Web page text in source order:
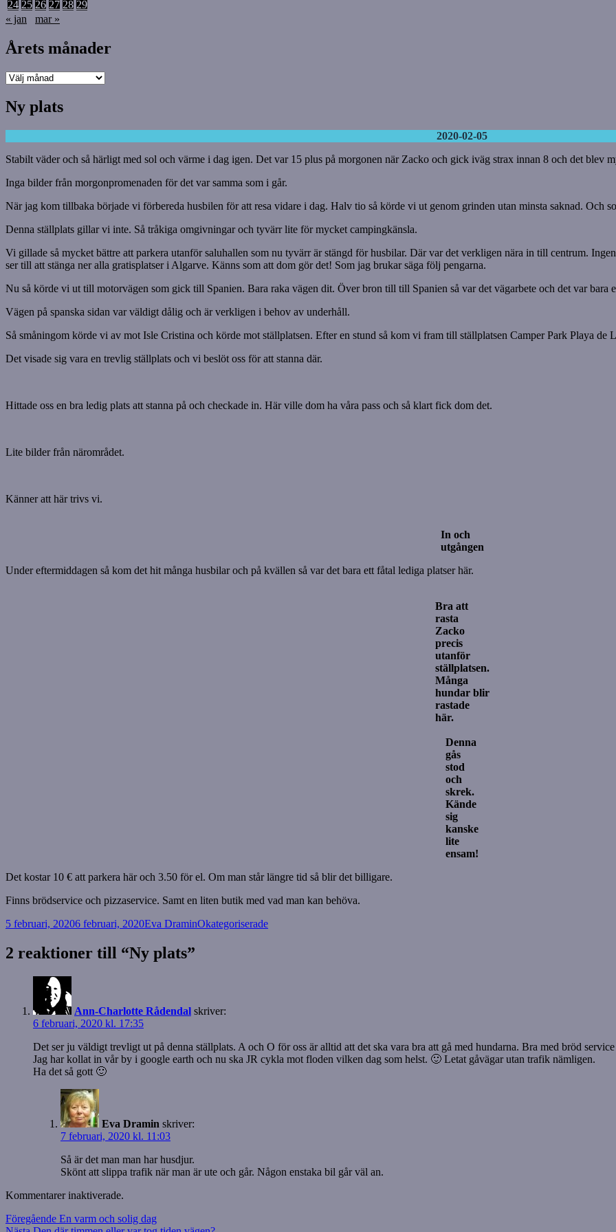
24 25 26 27 28 29
« jan
mar »
Årets månader
Årets
Ny plats
2020-02-05
Stabilt väder och så härligt med sol och värme i dag igen. Det var 15 plus på morgonen när Zacko och gick iväg strax innan 8 och det blev
Inga bilder från morgonpromenaden för det var samma som i går.
När jag kom tillbaka började vi förbereda husbilen för att resa vidare i dag. Halv tio så körde vi ut genom grinden utan minsta saknad. Och
Denna ställplats gillar vi inte. Så tråkiga omgivningar och tyvärr lite för mycket campingkänsla.
Vi gillade så mycket bättre att parkera utanför saluhallen som nu tyvärr är stängd för husbilar. Där var det verkligen nära in till centrum.
ser till att stänga ner alla gratisplatser i Algarve. Känns som att dom gör det! Som jag brukar säga följ pengarna.
Nu så körde vi ut till motorvägen som gick till Spanien. Bara raka vägen dit. Över bron till till Spanien så var det vägarbete och det var bara
Vägen på spanska sidan var väldigt dålig och är verkligen i behov av underhåll.
Så småningom körde vi av mot Isle Cristina och körde mot ställplatsen. Efter en stund så kom vi fram till ställplatsen Camper Park Playa de
Det visade sig vara en trevlig ställplats och vi beslöt oss för att stanna där.
Hittade oss en bra ledig plats att stanna på och checkade in. Här ville dom ha våra pass och så klart fick dom det.
Lite bilder från närområdet.
Känner att här trivs vi.
In och
utgången
Under eftermiddagen så kom det hit många husbilar och på kvällen så var det bara ett fåtal lediga platser här.
Bra att
rasta
Zacko
precis
utanför
ställplatsen.
Många
hundar blir
rastade
här.
Denna
gås
stod
och
skrek.
Kände
sig
kanske
lite
ensam!
Det kostar 10 € att parkera här och 3.50 för el. Om man står längre tid så blir det billigare.
Finns brödservice och pizzaservice. Samt en liten butik med vad man kan behöva.
Postat
5 februari, 20206 februari, 2020Författare
Eva DraminKategorier
Okategoriserade
2 reaktioner till “Ny plats”
Ann-Charlotte Rådendal skriver:
6 februari, 2020 kl. 17:35
Det ser ju väldigt trevligt ut på denna ställplats. A och O för oss är alltid att det ska vara bra att gå med hundarna. Bra med bröd
Jag har kollat in vår by i google earth och nu ska JR cykla mot floden vilken dag som helst. 🙂 Letat gåvägar utan trafik nämligen.
Ha det så gott 🙂
Eva Dramin skriver:
7 februari, 2020 kl. 11:03
Så är det man man har husdjur.
Skönt att slippa trafik när man är ute och går. Någon enstaka bil går väl an.
Kommentarer inaktiverade.
Inläggsnavigering
Föregående Föregående
En varm och solig dag